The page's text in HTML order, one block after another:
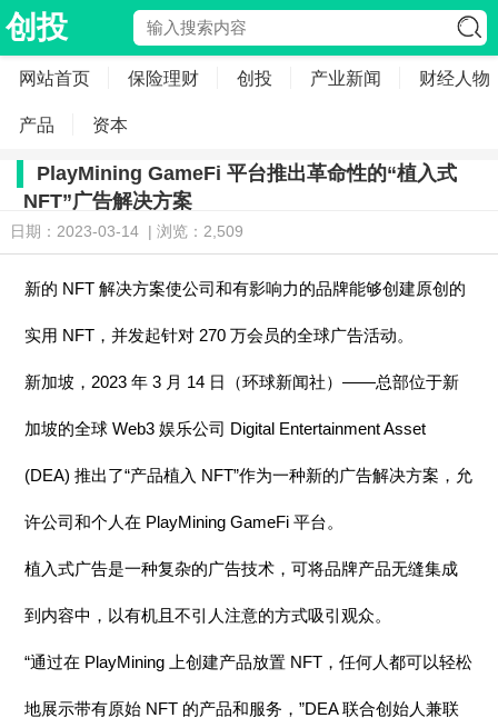
创投
网站首页 保险理财 创投 产业新闻 财经人物
产品 资本
PlayMining GameFi 平台推出革命性的“植入式
NFT”广告解决方案
日期：2023-03-14 | 浏览：2,509
新的 NFT 解决方案使公司和有影响力的品牌能够创建原创的
实用 NFT，并发起针对 270 万会员的全球广告活动。
新加坡，2023 年 3 月 14 日（环球新闻社）——总部位于新
加坡的全球 Web3 娱乐公司 Digital Entertainment Asset
(DEA) 推出了“产品植入 NFT”作为一种新的广告解决方案，允
许公司和个人在 PlayMining GameFi 平台。
植入式广告是一种复杂的广告技术，可将品牌产品无缝集成
到内容中，以有机且不引人注意的方式吸引观众。
“通过在 PlayMining 上创建产品放置 NFT，任何人都可以轻松
地展示带有原始 NFT 的产品和服务，”DEA 联合创始人兼联